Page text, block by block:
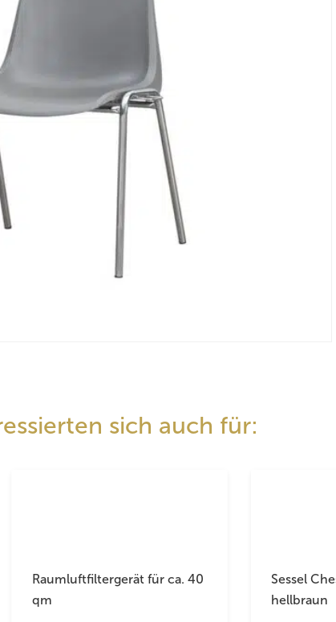
sich auch für:
Raumluftfiltergerät für ca. 40
qm
Sessel
hellbraun